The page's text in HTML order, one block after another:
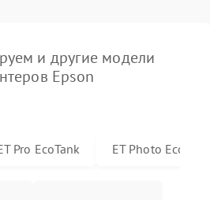
и другие модели
Epson
Pro EcoTank ET Photo